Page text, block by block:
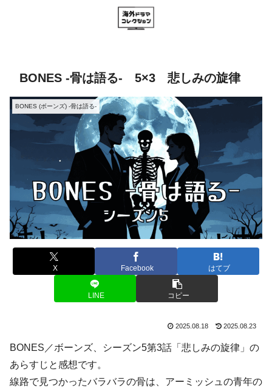
BONES -骨は語る- 5×3 悲しみの旋律
BONES (ボーンズ) -骨は語る-
X Facebook はてブ
LINE コピー
2025.08.18 2025.08.23
BONES／ボーンズ、シーズン5第3話「悲しみの旋律」の
あらすじと感想です。
線路で見つかったバラバラの骨は、アーミッシュの青年の